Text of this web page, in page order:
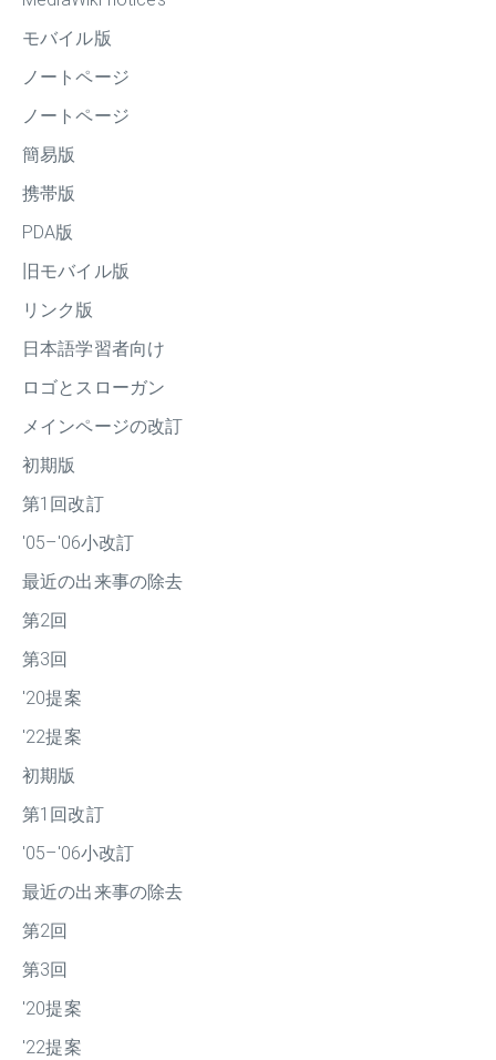
モバイル版
ノートページ
ノートページ
簡易版
携帯版
PDA版
旧モバイル版
リンク版
日本語学習者向け
ロゴとスローガン
メインページの改訂
初期版
第1回改訂
'05–'06小改訂
最近の出来事の除去
第2回
第3回
'20提案
'22提案
初期版
第1回改訂
'05–'06小改訂
最近の出来事の除去
第2回
第3回
'20提案
'22提案